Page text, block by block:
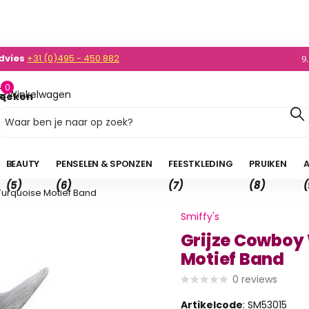
- 450 882
+31 (0)495 - 450 882
Winkelwagen
0
0,00
BEAUTY
(5)
PENSELEN & SPONZEN
(6)
FEESTKLEDING
(7)
PRUIKEN
(8)
Motief Band
Smiffy's
Grijze
Motief Band
0 reviews
Artikelcode: SM53015